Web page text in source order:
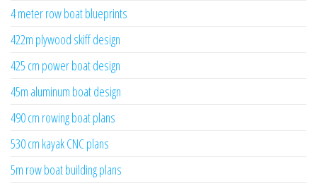
4 meter row boat blueprints
422m plywood skiff design
425 cm power boat design
45m aluminum boat design
490 cm rowing boat plans
530 cm kayak CNC plans
5m row boat building plans